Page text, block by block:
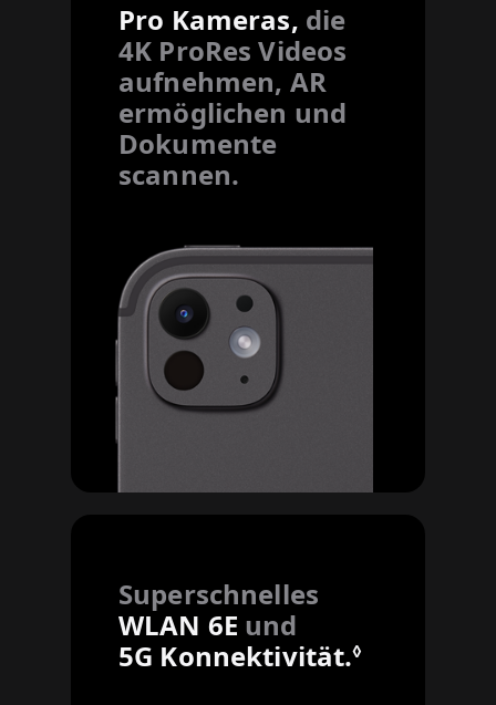
Pro Kameras, die
4K ProRes Videos
aufnehmen, AR
ermöglichen und
Dokumente
scannen.
Superschnelles
WLAN 6E und
5G Konnektivität.◊